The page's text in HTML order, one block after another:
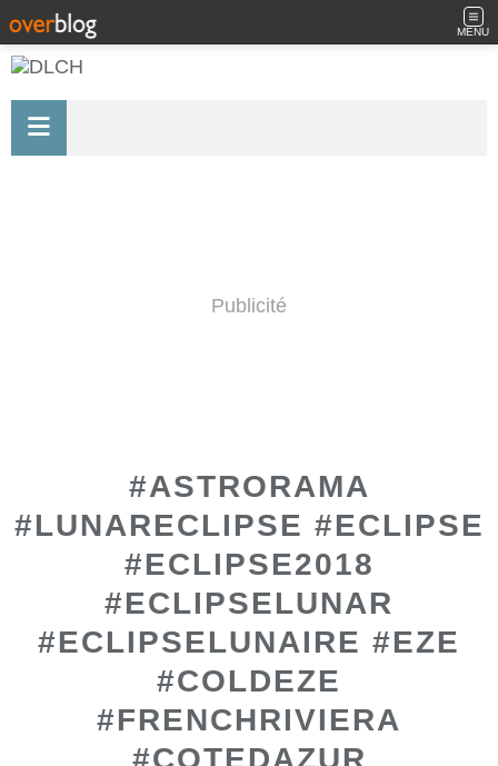
MENU
Publicité
#ASTRORAMA
#LUNARECLIPSE #ECLIPSE
#ECLIPSE2018
#ECLIPSELUNAR
#ECLIPSELUNAIRE #EZE
#COLDEZE
#FRENCHRIVIERA
#COTEDAZUR